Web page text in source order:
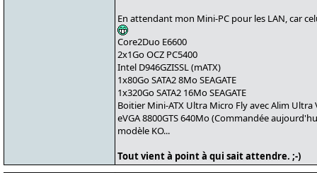
En attendant mon Mini-PC pour les LAN, car
Core2Duo E6600
2x1Go OCZ PC5400
Intel D946GZISSL (mATX)
1x80Go SATA2 8Mo SEAGATE
1x320Go SATA2 16Mo SEAGATE
Boitier Mini-ATX Ultra Micro Fly avec Alim Ultra
eVGA 8800GTS 640Mo (Commandée
modèle KO...
Tout vient à point à qui sait attendre. ;-)